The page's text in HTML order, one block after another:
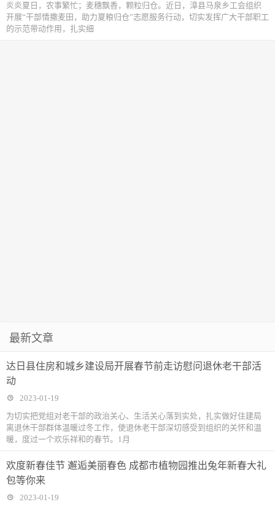
炎炎夏日，农事繁忙；麦穗飘香，颗粒归仓。近日，漳县马泉乡工会组织
开展“干部情撒麦田，助力夏粮归仓”志愿服务行动，切实发挥广大干部职工
的示范带动作用，扎实细
最新文章
达日县住房和城乡建设局开展春节前走访慰问退休老干部活
动
2023-01-19
为切实把党组对老干部的政治关心、生活关心落到实处，扎实做好住建局
离退休干部群体温暖过冬工作，使退休老干部深切感受到组织的关怀和温
暖，度过一个欢乐祥和的春节。1月
欢度新春佳节 邂逅美丽春色 成都市植物园推出兔年新春大礼
包等你来
2023-01-19